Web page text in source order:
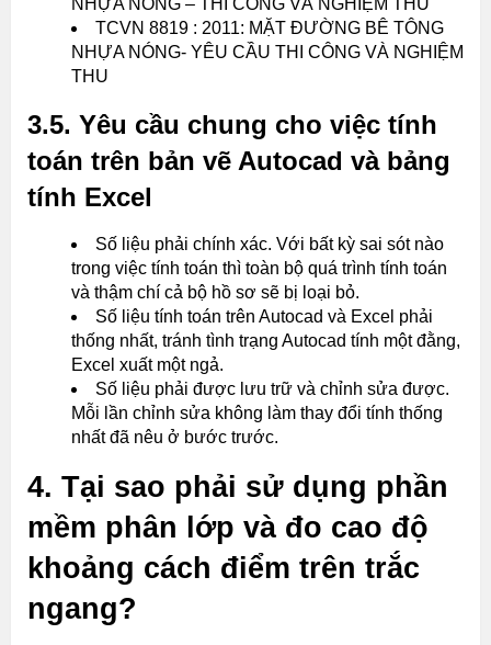
NHỰA NÓNG – THI CÔNG VÀ NGHIỆM THU
TCVN 8819 : 2011: MẶT ĐƯỜNG BÊ TÔNG
NHỰA NÓNG- YÊU CẦU THI CÔNG VÀ NGHIỆM
THU
3.5. Yêu cầu chung cho việc tính
toán trên bản vẽ Autocad và bảng
tính Excel
Số liệu phải chính xác. Với bất kỳ sai sót nào
trong việc tính toán thì toàn bộ quá trình tính toán
và thậm chí cả bộ hồ sơ sẽ bị loại bỏ.
Số liệu tính toán trên Autocad và Excel phải
thống nhất, tránh tình trạng Autocad tính một đằng,
Excel xuất một ngả.
Số liệu phải được lưu trữ và chỉnh sửa được.
Mỗi lần chỉnh sửa không làm thay đổi tính thống
nhất đã nêu ở bước trước.
4. Tại sao phải sử dụng phần
mềm phân lớp và đo cao độ
khoảng cách điểm trên trắc
ngang?